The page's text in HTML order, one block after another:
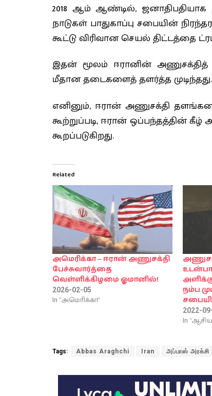
2018 ஆம் ஆண்டில், ஜனாதிபதியாக
நாடுகள் பாதுகாப்பு சபையின்
கூட்டு விரிவான செயல் திட்டத்தை
இதன் மூலம் ஈரானின் அணுசக்தித்
மீதான தடைகளைத் தளர்த்த முடிந்தது.
எனினும், ஈரான் அணுசக்தி
கூற்றுப்படி, ஈரான் ஒப்பந்தத்தின்
கூறப்படுகிறது.
Related
அமெரிக்கா – ஈரான் அணுசக்தி
பேச்சுவார்த்தை
வெள்ளிக்கிழமை ஓமானில்!
2026-02-05
In "அமொிக்கா"
நம்ப
2022-
In
Tags: Abbas Araghchi Iran அப்பாஸ் அரக்சி